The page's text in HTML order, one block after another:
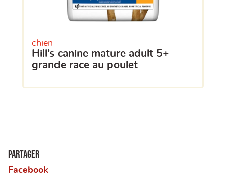
chien
hill’s canine mature adult 5+
grande race au poulet
Partager
Facebook